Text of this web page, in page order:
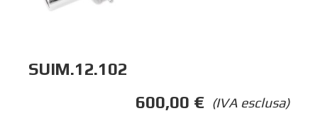
SUIM.12.102
(IVA esclusa)
600,00 €